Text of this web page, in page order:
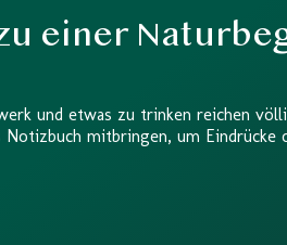
einer
und etwas zu trinken reichen
mitbringen, um Eindrücke